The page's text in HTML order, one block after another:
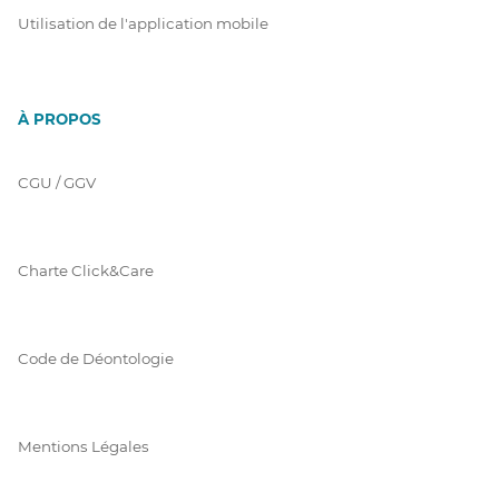
Utilisation de l'application mobile
À PROPOS
CGU / GGV
Charte Click&Care
Code de Déontologie
Mentions Légales